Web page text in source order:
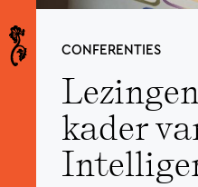
CONFERENTIES
kader